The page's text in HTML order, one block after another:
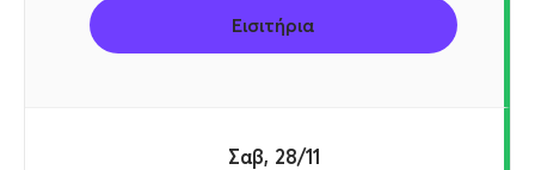
Εισιτήρια
Σαβ, 28/11